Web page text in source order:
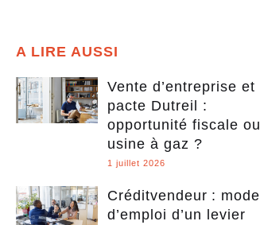
A LIRE AUSSI
Vente d’entreprise et
pacte Dutreil :
opportunité fiscale ou
usine à gaz ?
1 juillet 2026
Créditvendeur : mode
d’emploi d’un levier